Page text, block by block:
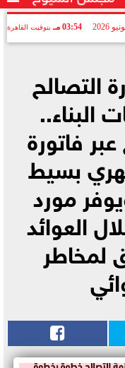
03:54 مـ بتوقيت القاهرة
التصالح
البناء..
فاتورة
بسيط
مورد
العوائد
لمخاطر